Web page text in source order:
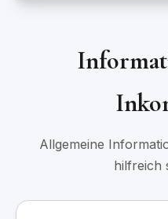
Allgemeine
hilfreich